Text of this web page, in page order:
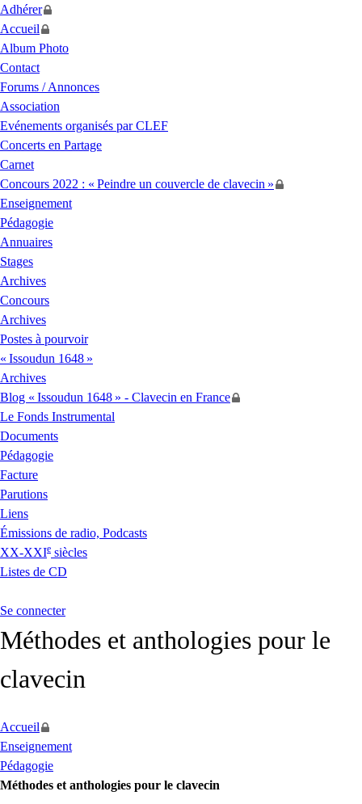
Adhérer
Accueil
Album Photo
Contact
Forums / Annonces
Association
Evénements organisés parCLEF
Concerts en Partage
Carnet
Concours 2022 : « Peindre un couvercle de clavecin »
Enseignement
Pédagogie
Annuaires
Stages
Archives
Concours
Archives
Postes à pourvoir
« Issoudun 1648 »
Archives
Blog « Issoudun 1648 » - Clavecin en France
Le Fonds Instrumental
Documents
Pédagogie
Facture
Parutions
Liens
Émissions de radio, Podcasts
XX-XXIe siècles
Listes de CD
Se connecter
Méthodes et anthologies pour le
clavecin
Accueil
Enseignement
Pédagogie
Méthodes et anthologies pour le clavecin